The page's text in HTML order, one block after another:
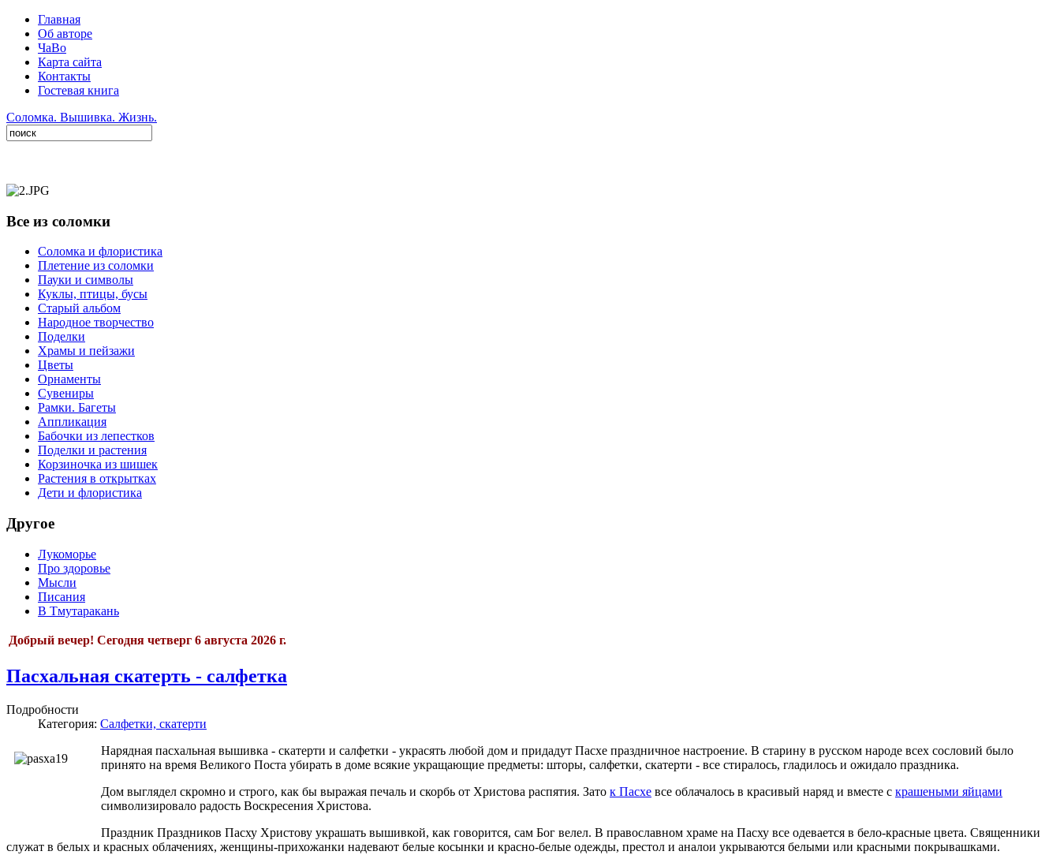
Главная
Об авторе
ЧаВо
Карта сайта
Контакты
Гостевая книга
Соломка. Вышивка. Жизнь.
Все из соломки
Соломка и флористика
Плетение из соломки
Пауки и символы
Куклы, птицы, бусы
Старый альбом
Народное творчество
Поделки
Храмы и пейзажи
Цветы
Орнаменты
Сувениры
Рамки. Багеты
Аппликация
Бабочки из лепестков
Поделки и растения
Корзиночка из шишек
Растения в открытках
Дети и флористика
Другое
Лукоморье
Про здоровье
Мысли
Писания
В Тмутаракань
Добрый вечер! Сегодня четверг 6 августа 2026 г.
Пасхальная скатерть - салфетка
Подробности
Категория: Салфетки, скатерти
Нарядная пасхальная вышивка - скатерти и салфетки - украсять любой дом и придадут Пасхе праздничное настроение. В старину в русском народе всех сословий было
принято на время Великого Поста убирать в доме всякие укращающие предметы: шторы, салфетки, скатерти - все стиралось, гладилось и ожидало праздника.
Дом выглядел скромно и строго, как бы выражая печаль и скорбь от Христова распятия. Зато к Пасхе все облачалось в красивый наряд и вместе с крашеными яйцами
символизировало радость Воскресения Христова.
Праздник Праздников Пасху Христову украшать вышивкой, как говорится, сам Бог велел. В православном храме на Пасху все одевается в бело-красные цвета. Священники
служат в белых и красных облачениях, женщины-прихожанки надевают белые косынки и красно-белые одежды, престол и аналои укрываются белыми или красными покрывашками.